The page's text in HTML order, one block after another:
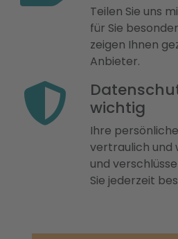
Teilen Sie uns
für Sie
zeigen Ihnen
Anbieter.
wichtig
Ihre
vertraulich und
und
Sie jederzeit